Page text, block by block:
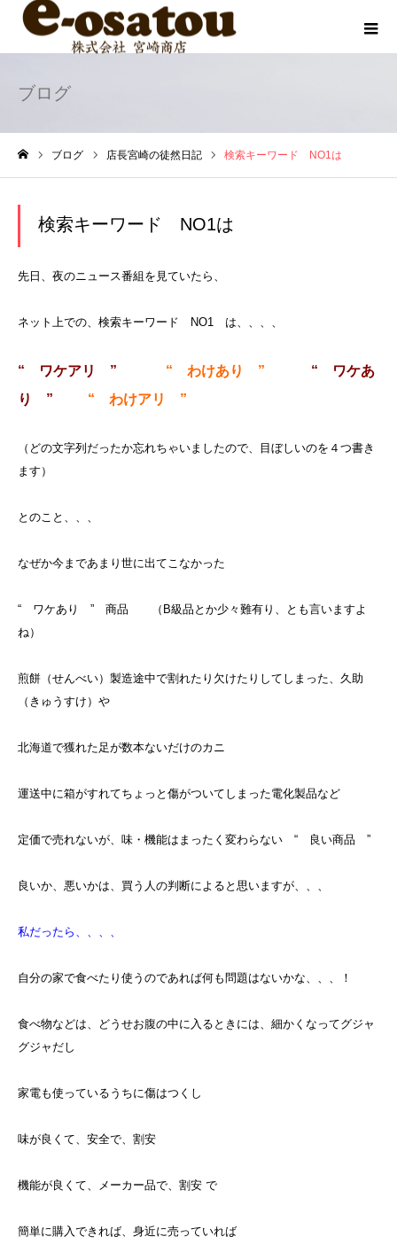
ブログ
ブログ 店長宮崎の徒然日記 検索キーワード NO1は
検索キーワード NO1は
先日、夜のニュース番組を見ていたら、
ネット上での、検索キーワード NO1 は、、、、
“ ワケアリ ” “ わけあり ”
“ ワケあ
り ”
“ わけアリ ”
（どの文字列だったか忘れちゃいましたので、目ぼしいのを４つ書き
ます）
とのこと、、、
なぜか今まであまり世に出てこなかった
“ ワケあり ” 商品 （B級品とか少々難有り、とも言いますよ
ね）
煎餅（せんべい）製造途中で割れたり欠けたりしてしまった、久助
（きゅうすけ）や
北海道で獲れた足が数本ないだけのカニ
運送中に箱がすれてちょっと傷がついてしまった電化製品など
定価で売れないが、味・機能はまったく変わらない “ 良い商品 ”
良いか、悪いかは、買う人の判断によると思いますが、、、
私だったら、、、、
自分の家で食べたり使うのであれば何も問題はないかな、、、！
食べ物などは、どうせお腹の中に入るときには、細かくなってグジャ
グジャだし
家電も使っているうちに傷はつくし
味が良くて、安全で、割安
機能が良くて、メーカー品で、割安 で
簡単に購入できれば、身近に売っていれば